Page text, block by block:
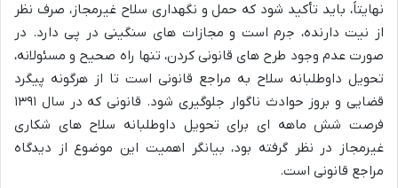
نهایتاً، باید تأکید شود که حمل و نگهداری سلاح غیرمجاز، صرف نظر
از نیت دارنده، جرم است و مجازات های سنگینی در پی دارد. در
صورت عدم وجود طرح های قانونی کردن، تنها راه صحیح و مسئولانه،
تحویل داوطلبانه سلاح به مراجع قانونی است تا از هرگونه پیگرد
قضایی و بروز حوادث ناگوار جلوگیری شود. قانونی که در سال ۱۳۹۱
فرصت شش ماهه ای برای تحویل داوطلبانه سلاح های شکاری
غیرمجاز در نظر گرفته بود، بیانگر اهمیت این موضوع از دیدگاه
مراجع قانونی است.